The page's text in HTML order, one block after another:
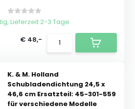
Lieferzeit 2-3 Tage
€ 48,-
K. & M. Holland
Schubladendichtung 24,5 x
46,6 cm Ersatzteil: 45-301-559
für verschiedene Modelle